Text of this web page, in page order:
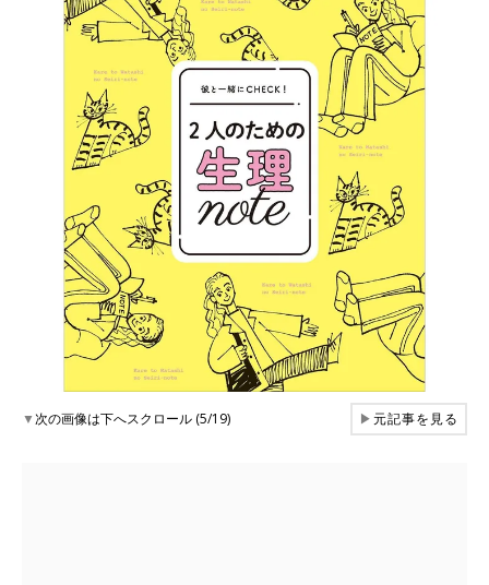
▼次の画像は下へスクロール (5/19) ▶元記事を見る